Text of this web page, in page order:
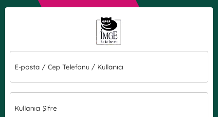
E-posta / Cep Telefonu / Kullanıcı
Kullanıcı Şifre